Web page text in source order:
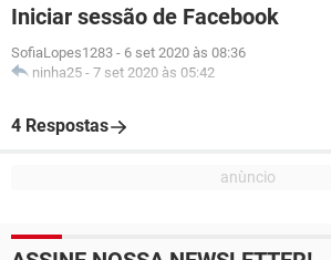
Iniciar sessão de Facebook
SofiaLopes1283 - 6 set 2020 às 08:36
ninha25 - 7 set 2020 às 05:42
4 Respostas